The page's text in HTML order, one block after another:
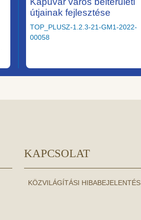
útjainak fejlesztése
TOP_PLUSZ-1.2.3-21-GM1-2022-
00058
KAPCSOLAT
KÖZVILÁGÍTÁSI HIBABEJELENTÉS